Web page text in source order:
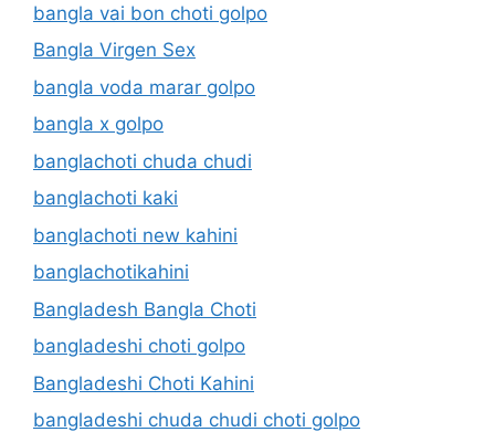
bangla vai bon choti golpo
Bangla Virgen Sex
bangla voda marar golpo
bangla x golpo
banglachoti chuda chudi
banglachoti kaki
banglachoti new kahini
banglachotikahini
Bangladesh Bangla Choti
bangladeshi choti golpo
Bangladeshi Choti Kahini
bangladeshi chuda chudi choti golpo